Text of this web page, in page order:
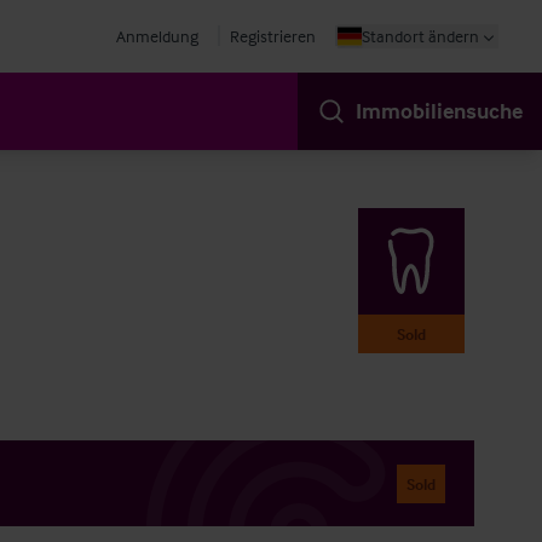
Anmeldung Registrieren Standort ändern
Immobiliensuche
Sold
Sold